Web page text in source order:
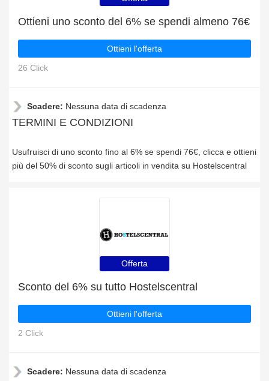
Ottieni uno sconto del 6% se spendi almeno 76€
Ottieni l'offerta
26 Click
Scadere: Nessuna data di scadenza
TERMINI E CONDIZIONI
Usufruisci di uno sconto fino al 6% se spendi 76€, clicca e ottieni
più del 50% di sconto sugli articoli in vendita su Hostelscentral
Offerta
Sconto del 6% su tutto Hostelscentral
Ottieni l'offerta
2 Click
Scadere: Nessuna data di scadenza